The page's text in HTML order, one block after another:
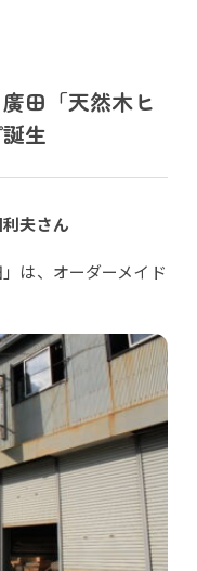
田「天然木ヒ
生
夫さん
は、オーダーメイド